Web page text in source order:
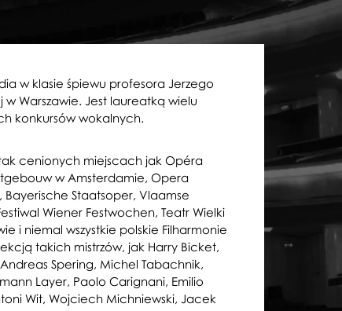
w klasie śpiewu profesora Jerzego
w Warszawie. Jest laureatką wielu
konkursów wokalnych.
cenionych miejscach jak Opéra
w Amsterdamie, Opera
Bayerische Staatsoper, Vlaamse
Wiener Festwochen, Teatr Wielki
i niemal wszystkie polskie Filharmonie
takich mistrzów, jak Harry Bicket,
Spering, Michel Tabachnik,
Layer, Paolo Carignani, Emilio
Wit, Wojciech Michniewski, Jacek